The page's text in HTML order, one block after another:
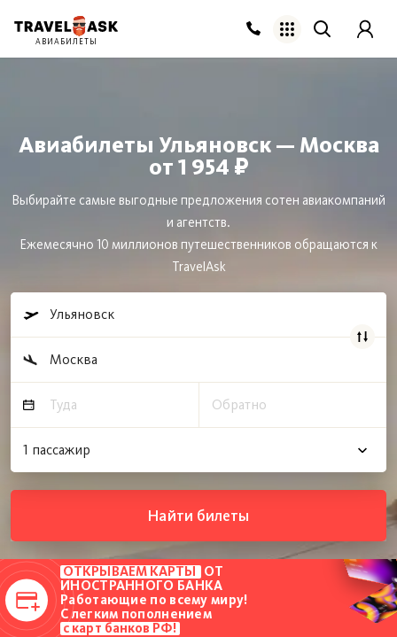
Авиабилеты Ульяновск — Москва
от 1 954 ₽
Выбирайте самые выгодные предложения сотен авиакомпаний
и агентств.
Ежемесячно 10 миллионов путешественников обращаются к
TravelAsk
Найти билеты
ОТКРЫВАЕМ КАРТЫ ОТ
ИНОСТРАННОГО БАНКА
Работающие по всему миру!
С легким пополнением
с карт банков РФ!
АВИАБИЛЕТЫ